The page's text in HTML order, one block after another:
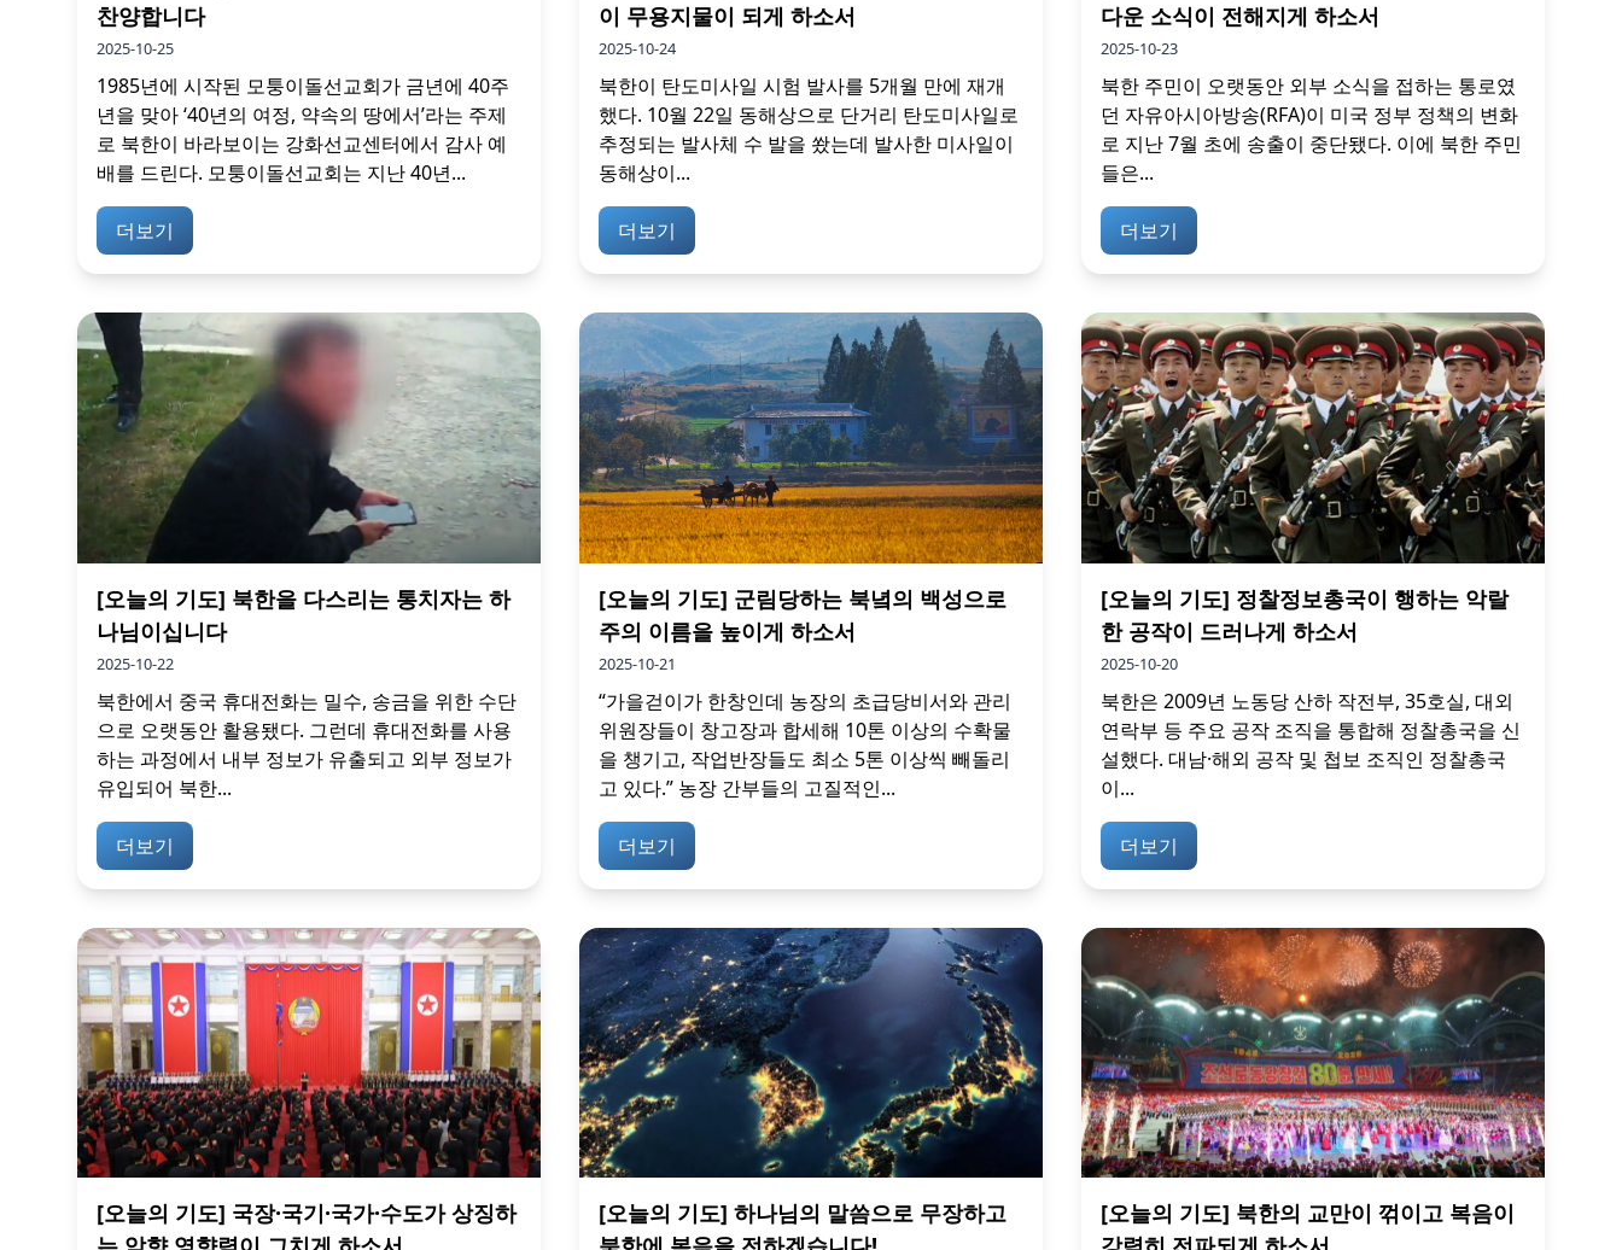
찬양합니다
2025-10-25
1985년에 시작된 모퉁이돌선교회가 금년에 40주
년을 맞아 ‘40년의 여정, 약속의 땅에서’라는 주제
로 북한이 바라보이는 강화선교센터에서 감사 예
배를 드린다. 모퉁이돌선교회는 지난 40년...
더보기
이 무용지물이 되게 하소서
2025-10-24
북한이 탄도미사일 시험 발사를 5개월 만에 재개
했다. 10월 22일 동해상으로 단거리 탄도미사일로
추정되는 발사체 수 발을 쐈는데 발사한 미사일이
동해상이...
더보기
다운 소식이 전해지게 하소서
2025-10-23
북한 주민이 오랫동안 외부 소식을 접하는 통로였
던 자유아시아방송(RFA)이 미국 정부 정책의 변화
로 지난 7월 초에 송출이 중단됐다. 이에 북한 주민
들은...
더보기
[오늘의 기도] 북한을 다스리는 통치자는 하
나님이십니다
2025-10-22
북한에서 중국 휴대전화는 밀수, 송금을 위한 수단
으로 오랫동안 활용됐다. 그런데 휴대전화를 사용
하는 과정에서 내부 정보가 유출되고 외부 정보가
유입되어 북한...
더보기
[오늘의 기도] 군림당하는 북녘의 백성으로
주의 이름을 높이게 하소서
2025-10-21
“가을걷이가 한창인데 농장의 초급당비서와 관리
위원장들이 창고장과 합세해 10톤 이상의 수확물
을 챙기고, 작업반장들도 최소 5톤 이상씩 빼돌리
고 있다.” 농장 간부들의 고질적인...
더보기
[오늘의 기도] 정찰정보총국이 행하는 악랄
한 공작이 드러나게 하소서
2025-10-20
북한은 2009년 노동당 산하 작전부, 35호실, 대외
연락부 등 주요 공작 조직을 통합해 정찰총국을 신
설했다. 대남·해외 공작 및 첩보 조직인 정찰총국
이...
더보기
[오늘의 기도] 국장·국기·국가·수도가 상징하
[오늘의 기도] 하나님의 말씀으로 무장하고
[오늘의 기도] 북한의 교만이 꺾이고 복음이